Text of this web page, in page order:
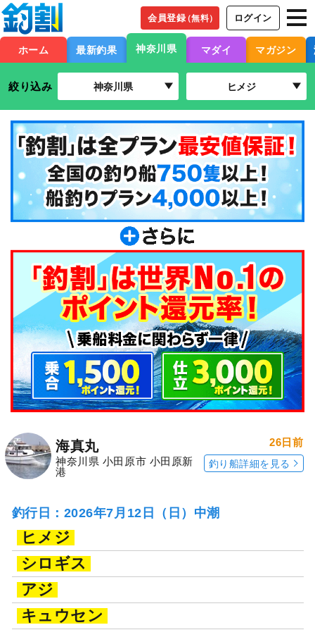
会員登録（無料） ログイン
ホーム 最新釣果 神奈川県 マダイ マガジン
絞り込み 神奈川県 ヒメジ
海真丸
神奈川県 小田原市 小田原新
港
26日前
釣り船詳細を見る
釣行日：2026年7月12日（日）中潮
ヒメジ
シロギス
アジ
キュウセン